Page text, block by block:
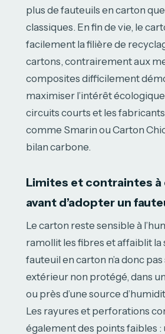
plus de fauteuils en carton
classiques. En fin de vie, le
facilement la filière de
cartons, contrairement aux
composites difficilement
maximiser l’intérêt
circuits courts et les
comme Smarin ou Carton
bilan carbone.
Limites et contraintes à
avant d’adopter un
Le carton reste sensible à
ramollit les fibres et affaiblit la
fauteuil en carton n’a donc
extérieur non protégé, dans
ou près d’une source
Les rayures et perforations
également des points faibles :